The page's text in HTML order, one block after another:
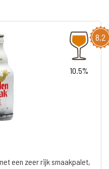
8,2
10.5%
een zeer rijk smaakpalet,